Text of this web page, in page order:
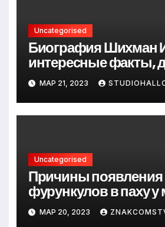
Uncategorised
Биография Шихман
интересные факты,
и путь к успеху
МАР 21, 2023
Uncategorised
Причины появления
фурункулов в паху
МАР 20, 2023